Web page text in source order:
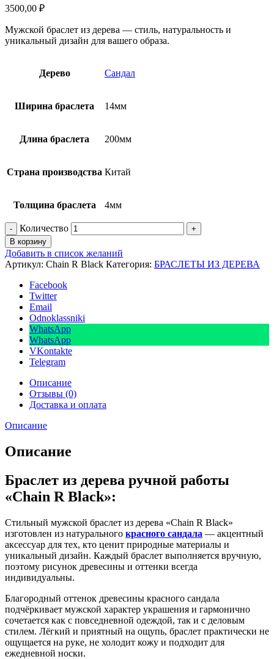
3500,00 ₽
Мужской браслет из дерева — стиль, натуральность и
уникальный дизайн для вашего образа.
Дерево Сандал
Ширина браслета 14мм
Длина браслета 200мм
Страна производства Китай
Толщина браслета 4мм
Количество
В корзину
Добавить в список желаний
Артикул: Chain R Black Категория: БРАСЛЕТЫ ИЗ ДЕРЕВА
Facebook
Twitter
Email
Odnoklassniki
WhatsApp
WhatsApp
VKontakte
Telegram
Описание
Отзывы (0)
Доставка и оплата
Описание
Описание
Браслет из дерева ручной работы
«Chain R Black»:
Стильный мужской браслет из дерева «Chain R Black»
изготовлен из натурального красного сандала — акцентный
аксессуар для тех, кто ценит природные материалы и
уникальный дизайн. Каждый браслет выполняется вручную,
поэтому рисунок древесины и оттенки всегда
индивидуальны.
Благородный оттенок древесины красного сандала
подчёркивает мужской характер украшения и гармонично
сочетается как с повседневной одеждой, так и с деловым
стилем. Лёгкий и приятный на ощупь, браслет практически не
ощущается на руке, не холодит кожу и подходит для
ежедневной носки.